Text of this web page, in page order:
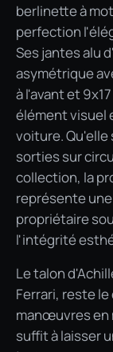
berlinette à
perfection
Ses jantes alu
asymétrique
à l'avant et
élément visuel
voiture.
sorties sur
collection, la
représente
propriétaire
l'intégrité
Le talon
Ferrari, reste
manœuvres en
suffit à laisser